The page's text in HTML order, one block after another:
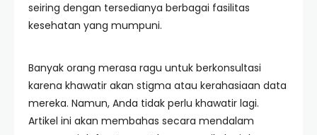
seiring dengan tersedianya berbagai fasilitas
kesehatan yang mumpuni.
Banyak orang merasa ragu untuk berkonsultasi
karena khawatir akan stigma atau kerahasiaan data
mereka. Namun, Anda tidak perlu khawatir lagi.
Artikel ini akan membahas secara mendalam